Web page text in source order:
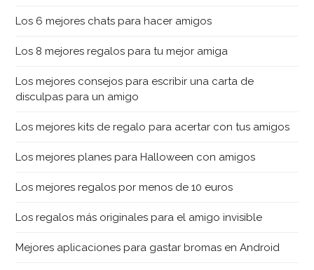
Los 6 mejores chats para hacer amigos
Los 8 mejores regalos para tu mejor amiga
Los mejores consejos para escribir una carta de
disculpas para un amigo
Los mejores kits de regalo para acertar con tus amigos
Los mejores planes para Halloween con amigos
Los mejores regalos por menos de 10 euros
Los regalos más originales para el amigo invisible
Mejores aplicaciones para gastar bromas en Android